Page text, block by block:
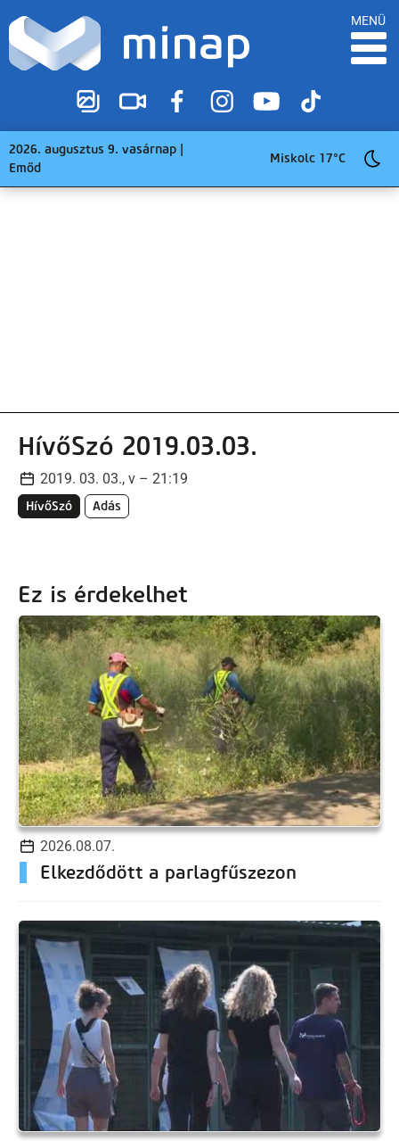
MENÜ
2026. augusztus 9. vasárnap |
Emőd
Miskolc 17°C
HívőSzó 2019.03.03.
2019. 03. 03., v – 21:19
HívőSzó Adás
Ez is érdekelhet
2026.08.07.
Elkezdődött a parlagfűszezon